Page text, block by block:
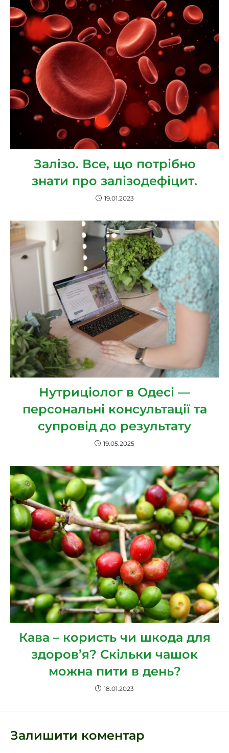
Залізо. Все, що потрібно
знати про залізодефіцит.
19.01.2023
Нутриціолог в Одесі —
персональні консультації та
супровід до результату
19.05.2025
Кава – користь чи шкода для
здоров’я? Скільки чашок
можна пити в день?
18.01.2023
Залишити коментар